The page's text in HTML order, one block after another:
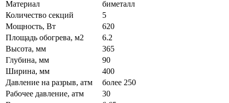
Материал
биметалл
Количество секций
5
Мощность, Вт
620
Площадь обогрева, м2
6.2
Высота, мм
365
Глубина, мм
90
Ширина, мм
400
Давление на разрыв, атм
более 250
Рабочее давление, атм
30